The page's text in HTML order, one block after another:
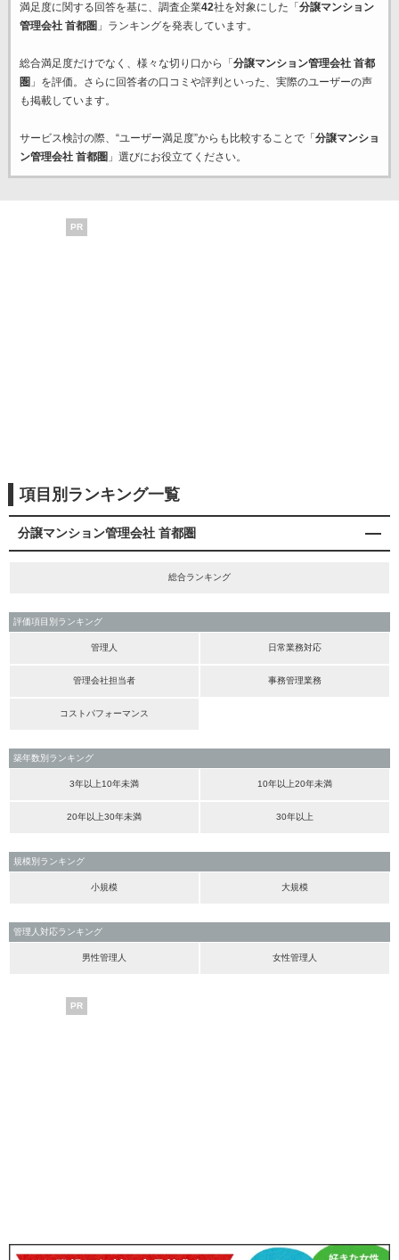
満足度に関する回答を基に、調査企業42社を対象にした「 分譲マンション
管理会社 首都圏 」ランキングを発表しています。
総合満足度だけでなく、様々な切り口から「 分譲マンション管理会社 首都
圏 」を評価。さらに回答者の口コミや評判といった、実際のユーザーの声
も掲載しています。
サービス検討の際、“ユーザー満足度”からも比較することで「 分譲マンショ
ン管理会社 首都圏 」選びにお役立てください。
PR
項目別ランキング一覧
分譲マンション管理会社 首都圏
総合ランキング
評価項目別ランキング
管理人 日常業務対応
管理会社担当者 事務管理業務
コストパフォーマンス
築年数別ランキング
3年以上10年未満 10年以上20年未満
20年以上30年未満 30年以上
規模別ランキング
小規模 大規模
管理人対応ランキング
男性管理人 女性管理人
PR